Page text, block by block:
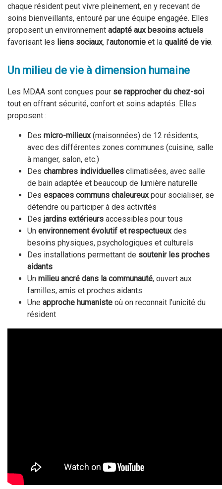
chaque résident peut vivre pleinement, en y recevant de
soins bienveillants, entouré par une équipe engagée. Elles
proposent un environnement adapté aux besoins actuels
favorisant les liens sociaux, l’autonomie et la qualité de vie.
Un milieu de vie à dimension humaine
Les MDAA sont conçues pour se rapprocher du chez-soi
tout en offrant sécurité, confort et soins adaptés. Elles
proposent :
Des micro-milieux(maisonnées) de 12 résidents,
avec des différentes zones communes (cuisine, salle
à manger, salon, etc.)
Des chambres individuelles climatisées, avec salle
de bain adaptée et beaucoup de lumière naturelle
Des espaces communs chaleureuxpour socialiser, se
détendre ou participer à des activités
Des jardins extérieurs accessibles pour tous
Un environnement évolutif et respectueuxdes
besoins physiques, psychologiques et culturels
Des installations permettant de soutenir les proches
aidants
Un milieu ancré dans la communauté, ouvert aux
familles, amis et proches aidants
Une approche humaniste où on reconnait l’unicité du
résident